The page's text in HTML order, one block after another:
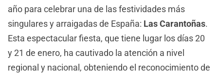
año para celebrar una de las festividades más
singulares y arraigadas de España: Las Carantoñas.
Esta espectacular fiesta, que tiene lugar los días 20
y 21 de enero, ha cautivado la atención a nivel
regional y nacional, obteniendo el reconocimiento de